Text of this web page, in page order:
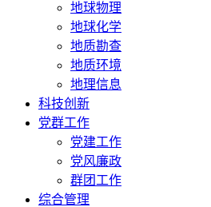
地球物理
地球化学
地质勘查
地质环境
地理信息
科技创新
党群工作
党建工作
党风廉政
群团工作
综合管理